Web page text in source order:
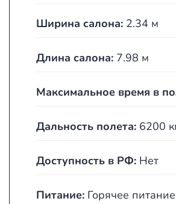
Ширина салона: 2.34 м
Длина салона: 7.98 м
Максимальное время в
Дальность полета: 6200
Доступность в РФ: Нет
Питание: Горячее питание